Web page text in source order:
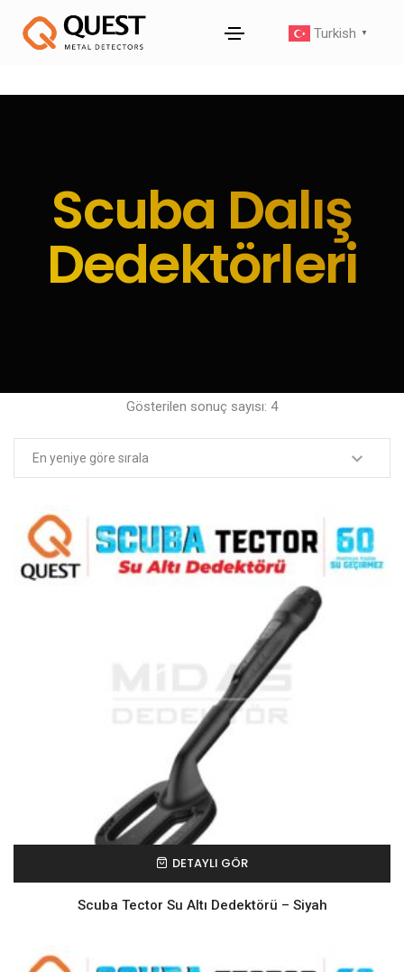
Turkish ▼
Scuba Dalış
Dedektörleri
Gösterilen sonuç sayısı: 4
DETAYLI GÖR
Scuba Tector Su Altı Dedektörü – Siyah